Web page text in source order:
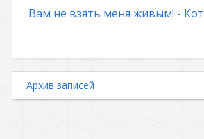
Вам не взять меня живым! - Кот
Архив записей